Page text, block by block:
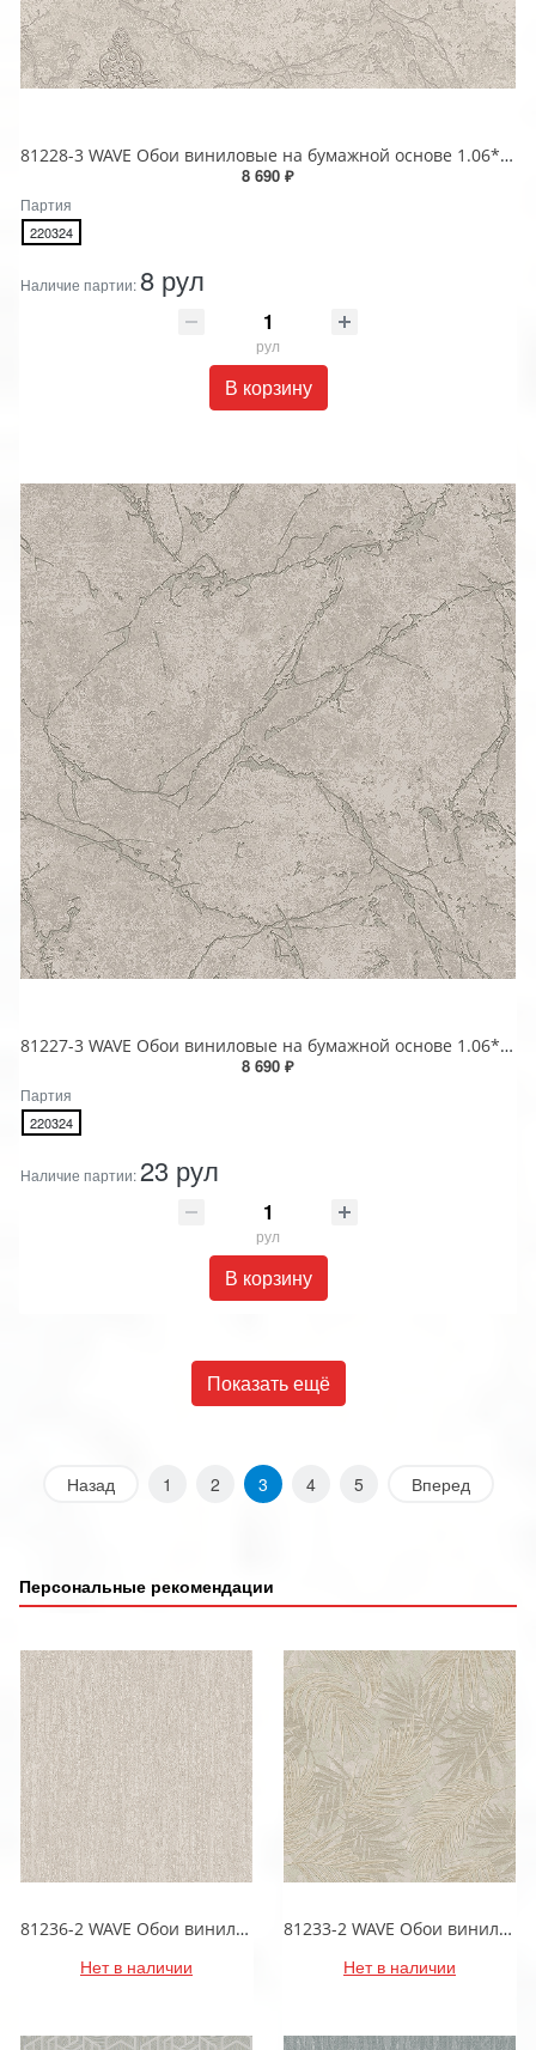
81228-3 WAVE Обои виниловые на бумажной основе 1.06*15.5
8 690 ₽
Партия
220324
Наличие партии:8 рул
рул
В корзину
81227-3 WAVE Обои виниловые на бумажной основе 1.06*15.5
8 690 ₽
Партия
220324
Наличие партии: 23 рул
рул
В корзину
Показать ещё
Назад 1 2 3 4 5 Вперед
Персональные рекомендации
81236-2 WAVE Обои виниловые на бумажной основе 1.06*15.5
Нет в наличии
81233-2 WAVE Обои виниловые на бумажной основе 1.06*15.5
Нет в наличии